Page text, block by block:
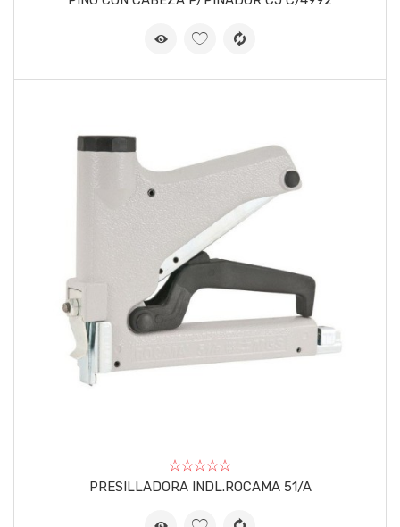
PRESILLADORA INDL.ROCAMA 51/A